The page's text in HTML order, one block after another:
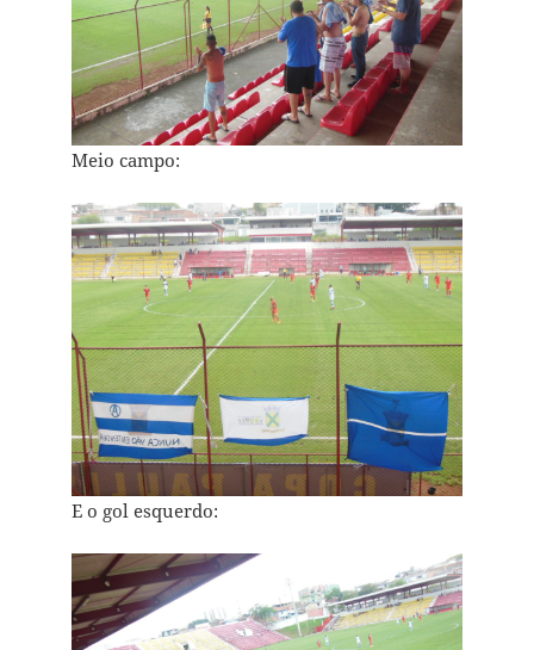
Meio campo:
E o gol esquerdo: